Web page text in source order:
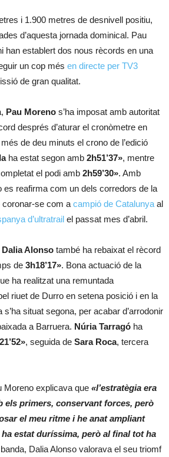
i 1.900 metres de desnivell positiu,
d’aquesta jornada dominical. Pau
han establert dos nous rècords en una
un cop més en directe per TV3
de gran qualitat.
Pau Moreno s’ha imposat amb autoritat
després d’aturar el cronòmetre en
de deu minuts el crono de l’edició
ha estat segon amb 2h51’37», mentre
el podi amb 2h59’30». Amb
es reafirma com un dels corredors de la
se com a campió de Catalunya al
d’ultratrail el passat mes d’abril.
Dalia Alonso també ha rebaixat el rècord
de 3h18’17». Bona actuació de la
ha realitzat una remuntada
riuet de Durro en setena posició i en la
situat segona, per acabar d’arrodonir
a Barruera. Núria Tarragó ha
, seguida de Sara Roca, tercera
Moreno explicava que «l’estratègia era
els primers, conservant forces, però
el meu ritme i he anat ampliant
estat duríssima, però al final tot ha
Dalia Alonso valorava el seu triomf